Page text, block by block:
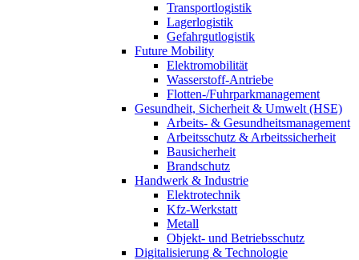
Transportlogistik
Lagerlogistik
Gefahrgutlogistik
Future Mobility
Elektromobilität
Wasserstoff-Antriebe
Flotten-/Fuhrparkmanagement
Gesundheit, Sicherheit & Umwelt (HSE)
Arbeits- & Gesundheitsmanagement
Arbeitsschutz & Arbeitssicherheit
Bausicherheit
Brandschutz
Handwerk & Industrie
Elektrotechnik
Kfz-Werkstatt
Metall
Objekt- und Betriebsschutz
Digitalisierung & Technologie